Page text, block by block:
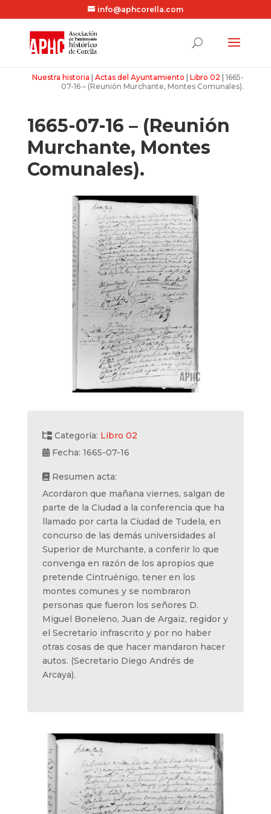
info@aphcorella.com
Nuestra historia |Actas del Ayuntamiento |Libro 02 |1665-
07-16 – (Reunión Murchante, Montes Comunales).
1665-07-16 – (Reunión
Murchante, Montes
Comunales).
Categoría: Libro 02
Fecha: 1665-07-16
Resumen acta:
Acordaron que mañana viernes, salgan de
parte de la Ciudad a la conferencia que ha
llamado por carta la Ciudad de Tudela, en
concurso de las demás universidades al
Superior de Murchante, a conferir lo que
convenga en razón de los apropios que
pretende Cintruénigo, tener en los
montes comunes y se nombraron
personas que fueron los señores D.
Miguel Boneleno, Juan de Argaiz, regidor y
el Secretario infrascrito y por no haber
otras cosas de que hacer mandaron hacer
autos. (Secretario Diego Andrés de
Arcaya).